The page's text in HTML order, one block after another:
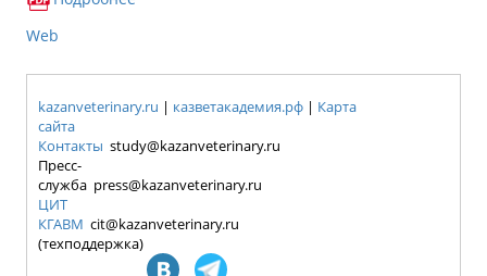
Web
kazanveterinary.ru | казветакадемия.рф | Карта
сайта
Контакты study@kazanveterinary.ru
Пресс-
служба press@kazanveterinary.ru
ЦИТ
КГАВМ cit@kazanveterinary.ru
(техподдержка)